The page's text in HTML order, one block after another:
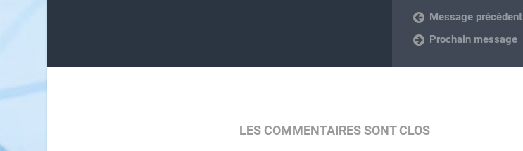
Message précédent
Prochain message
LES COMMENTAIRES SONT CLOS